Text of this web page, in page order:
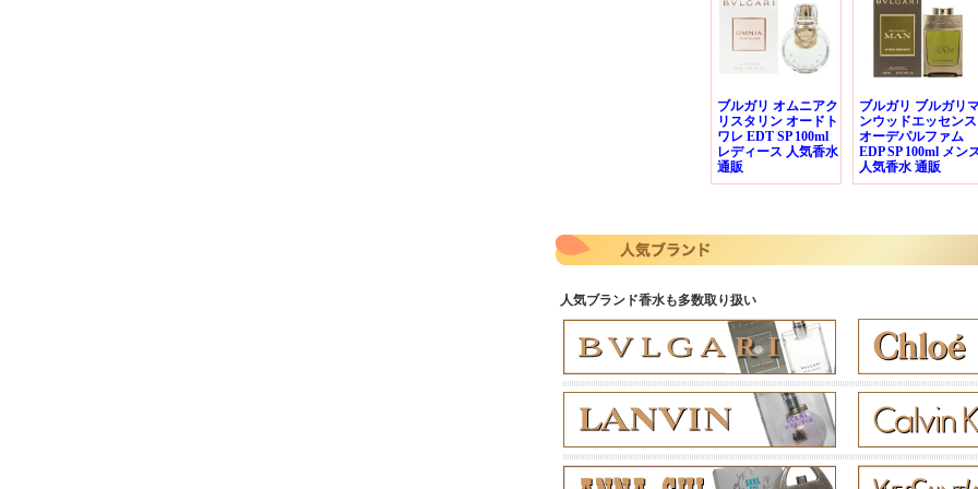
ブルガリ オムニアク
リスタリン オードト
ワレ EDT SP 100ml
レディース 人気香水
通販
ブルガリ ブルガリ
ンウッドエッセンス
オーデパルファム
EDP SP 100ml メン
人気香水 通販
人気ブランド香水も多数取り扱い